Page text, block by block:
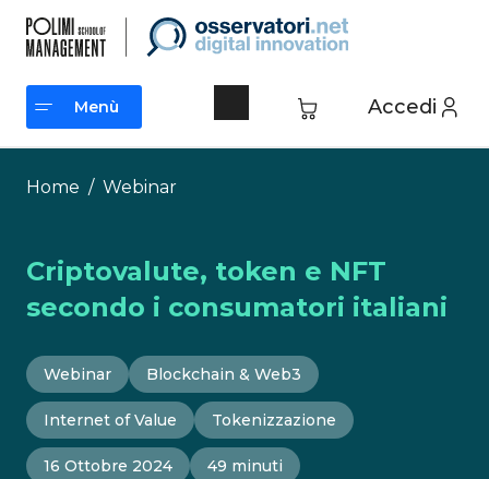
contenuto
Accedi
Menù
Menù
Home / Webinar
Criptovalute, token e NFT
secondo i consumatori italiani
Webinar Blockchain & Web3
Internet of Value Tokenizzazione
16 Ottobre 2024 49 minuti